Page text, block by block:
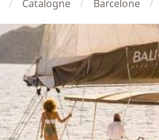
Catalogne Barcelone